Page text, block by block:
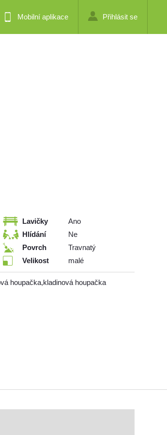
Mobilní aplikace Přihlásit se
Lavičky
Ano
Hlídání
Ne
Povrch
Travnatý
Velikost
malé
houpačka,kladinová houpačka